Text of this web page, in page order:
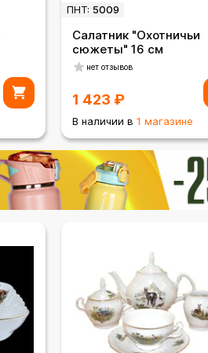
ПНТ: 5009
Салатник "Охотничьи
сюжеты" 16 см
нет отзывов
1 423 ₽
В наличии в 1 магазине